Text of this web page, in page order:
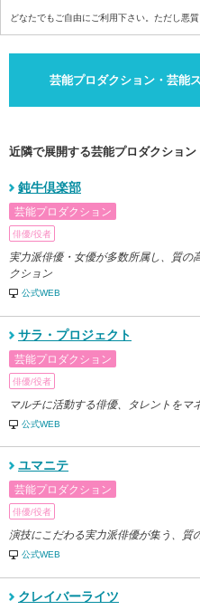
どなたでもご自由にご利用下さい。ただし悪
芸能プロダクション・芸能
近隣で展開する芸能プロダクション
鈍牛倶楽部
芸能プロダクション
俳優/役者
実力派俳優・女優が多数所属し、質の
クション
公式WEB
サラ・プロジェクト
芸能プロダクション
俳優/役者
マルチに活動する俳優、タレントをマ
公式WEB
ユマニテ
芸能プロダクション
俳優/役者
演技にこだわる実力派俳優が集う、質
公式WEB
クレイバーライツ